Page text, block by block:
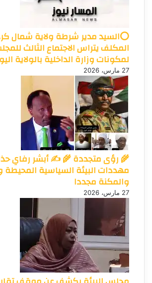
⭕السيد مدير شرطة ولاية شمال
المكلف يتراس الاجتماع الثالث
لمكونات وزارة الداخلية بالولاية
27 مارس، 2026
🌾 رؤى متجددة 🌾 ✍️ أبشر رفاي
مهددات البيئة السياسية المحيطة
والمكنة مجددا
27 مارس، 2026